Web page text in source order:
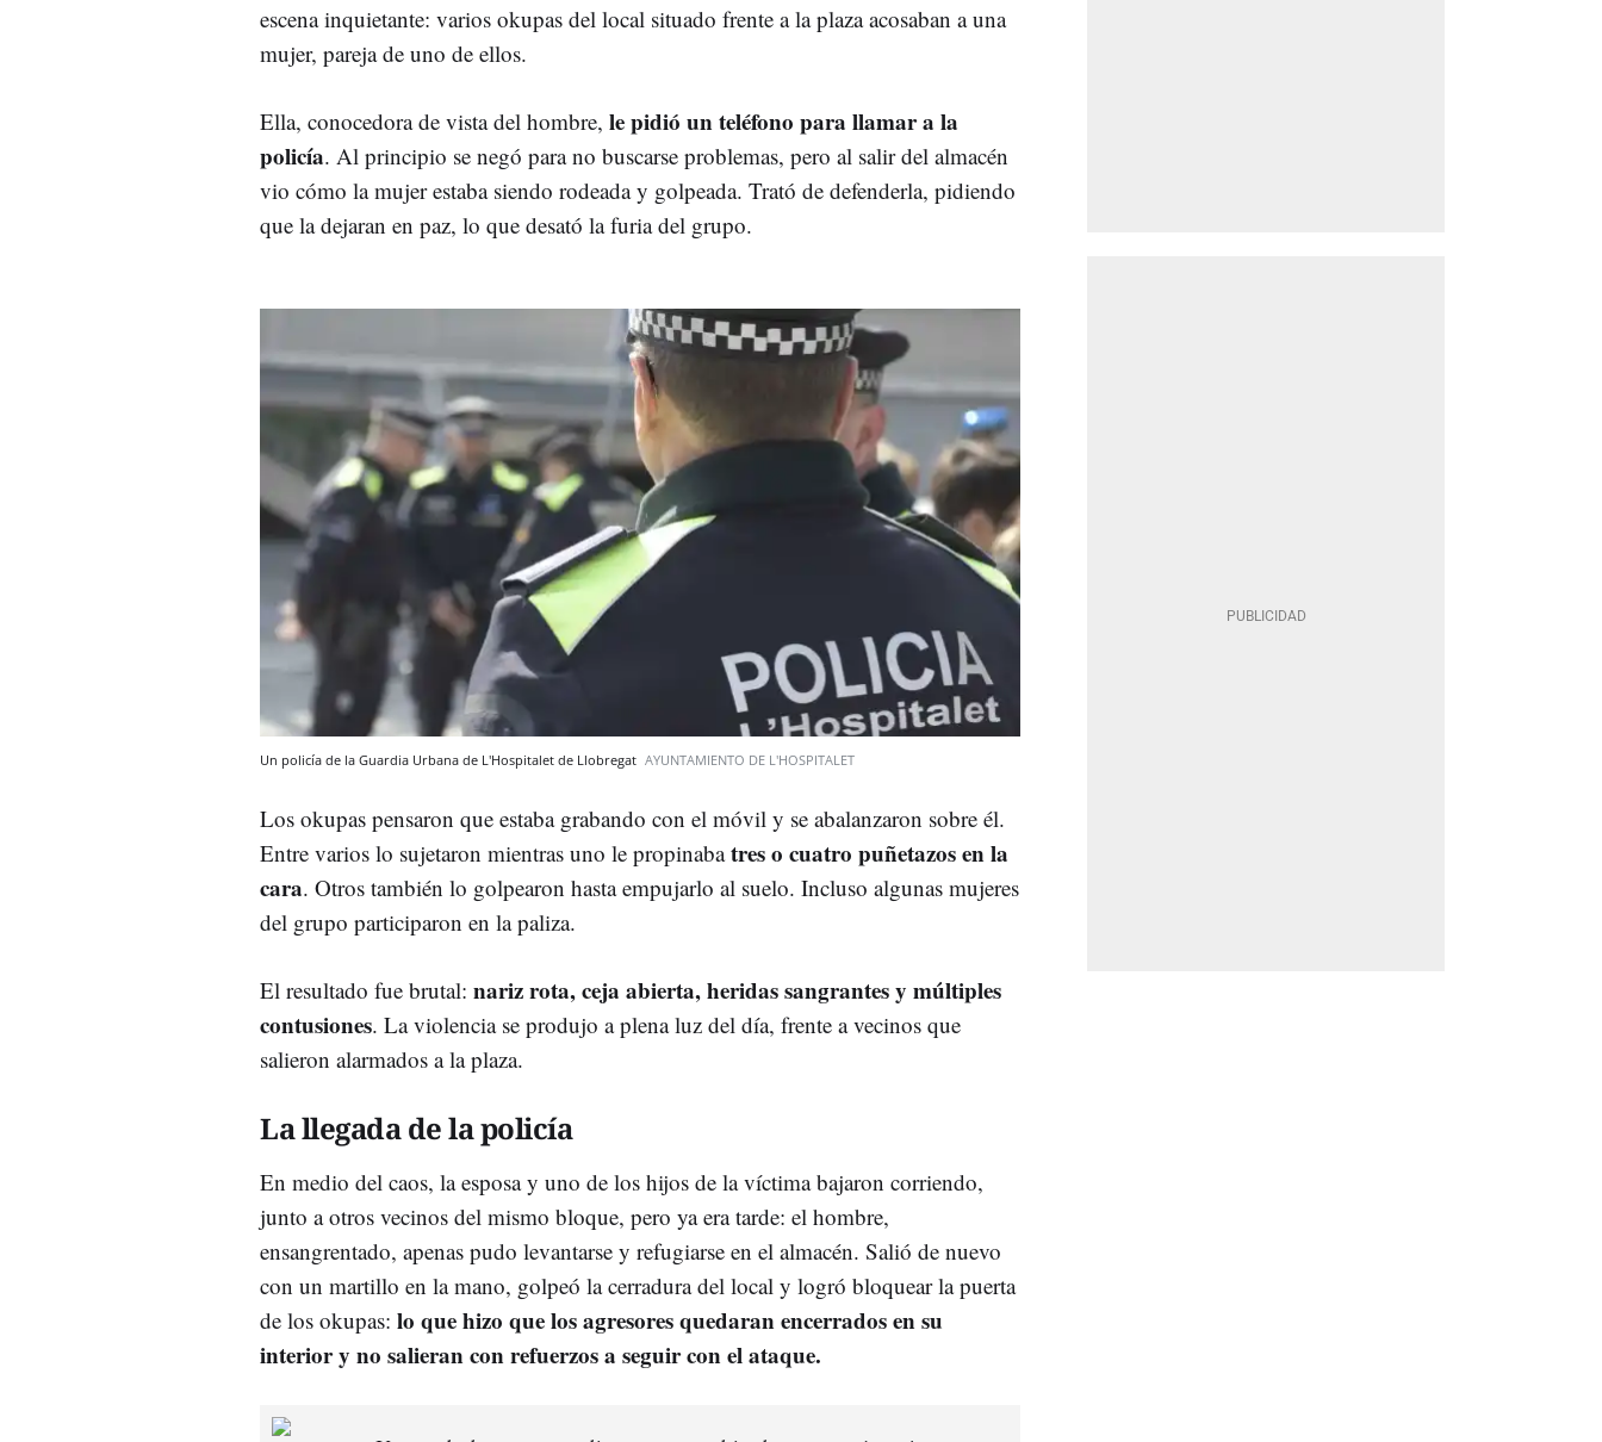
escena inquietante: varios okupas del local situado frente a la plaza acosaban a una
mujer, pareja de uno de ellos.
Ella, conocedora de vista del hombre, le pidió un teléfono para llamar a la
policía. Al principio se negó para no buscarse problemas, pero al salir del almacén
vio cómo la mujer estaba siendo rodeada y golpeada. Trató de defenderla, pidiendo
que la dejaran en paz, lo que desató la furia del grupo.
Un policía de la Guardia Urbana de L'Hospitalet de Llobregat AYUNTAMIENTO DE L'HOSPITALET
Los okupas pensaron que estaba grabando con el móvil y se abalanzaron sobre él.
Entre varios lo sujetaron mientras uno le propinabatres o cuatro puñetazos en la
cara. Otros también lo golpearon hasta empujarlo al suelo. Incluso algunas mujeres
del grupo participaron en la paliza.
El resultado fue brutal: nariz rota, ceja abierta, heridas sangrantes y múltiples
contusiones. La violencia se produjo a plena luz del día, frente a vecinos que
salieron alarmados a la plaza.
La llegada de la policía
En medio del caos, la esposa y uno de los hijos de la víctima bajaron corriendo,
junto a otros vecinos del mismo bloque, pero ya era tarde: el hombre,
ensangrentado, apenas pudo levantarse y refugiarse en el almacén. Salió de nuevo
con un martillo en la mano, golpeó la cerradura del local y logró bloquear la puerta
de los okupas: lo que hizo que los agresores quedaran encerrados en su
interior y no salieran con refuerzos a seguir con el ataque.